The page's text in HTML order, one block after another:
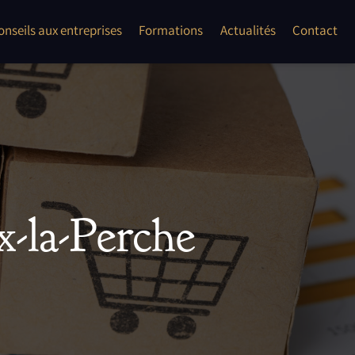
aux entreprises Formations
entrepreneur, TPE, PME
second oeuvre"
Actualités Contact
la-Perche